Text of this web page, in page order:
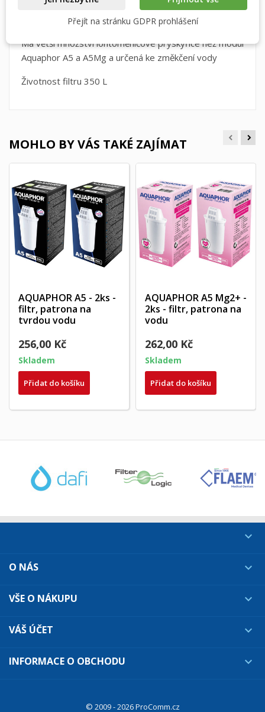
mnohem lahodnější chuť, jelikož voda bude zbavená
nadbytečné tvrdosti
Má větší množství iontoměničové pryskyřice než modul
Aquaphor A5 a A5Mg a určená ke změkčení vody
Životnost filtru 350 L
MOHLO BY VÁS TAKÉ ZAJÍMAT
AQUAPHOR A5 - 2ks -
filtr, patrona na
tvrdou vodu
256,00 Kč
Skladem
Přidat do košíku
AQUAPHOR A5 Mg2+ -
2ks - filtr, patrona na
vodu
262,00 Kč
Skladem
Přidat do košíku

O NÁS 
VŠE O NÁKUPU 
VÁŠ ÚČET 
INFORMACE O OBCHODU 
© 2009 - 2026 ProComm.cz
Přejít na stránku GDPR prohlášení